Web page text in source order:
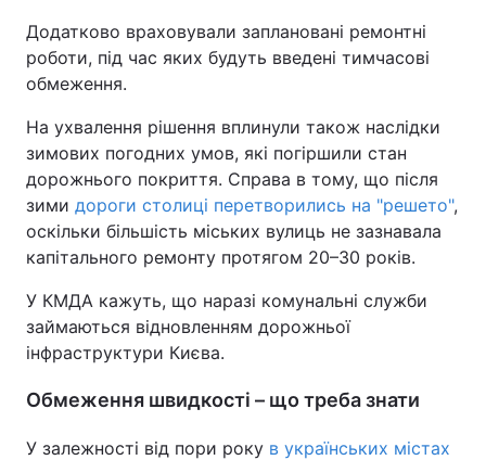
Додатково враховували заплановані ремонтні
роботи, під час яких будуть введені тимчасові
обмеження.
На ухвалення рішення вплинули також наслідки
зимових погодних умов, які погіршили стан
дорожнього покриття. Справа в тому, що після
зими дороги столиці перетворились на "решето",
оскільки більшість міських вулиць не зазнавала
капітального ремонту протягом 20–30 років.
У КМДА кажуть, що наразі комунальні служби
займаються відновленням дорожньої
інфраструктури Києва.
Обмеження швидкості – що треба знати
У залежності від пори року в українських містах